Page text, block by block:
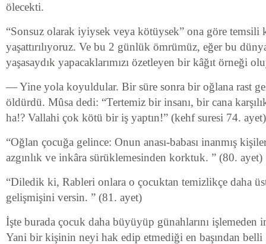
ölecekti.
“Sonsuz olarak iyiysek veya kötüysek” ona göre temsili
yaşattırılıyoruz. Ve bu 2 günlük ömrümüz, eğer bu
yaşasaydık yapacaklarımızı özetleyen bir kâğıt örneği
— Yine yola koyuldular. Bir süre sonra bir oğlana rast
öldürdü. Mûsa dedi: “Tertemiz bir insanı, bir cana
ha!? Vallahi çok kötü bir iş yaptın!” (kehf suresi 74. ayet)
“Oğlan çocuğa gelince: Onun anası-babası inanmış
azgınlık ve inkâra sürüklemesinden korktuk. ” (80. ayet)
“Diledik ki, Rableri onlara o çocuktan temizlikçe daha
gelişmişini versin. ” (81. ayet)
İşte burada çocuk daha büyüyüp günahlarını işlemeden
Yani bir kişinin neyi hak edip etmediği en başından